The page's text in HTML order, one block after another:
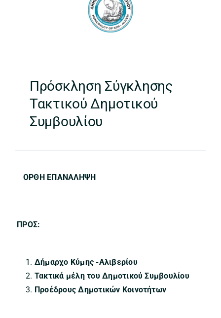
Πρόσκληση Σύγκλησης
Τακτικού Δημοτικού
Συμβουλίου
ΟΡΘΗ ΕΠΑΝΑΛΗΨΗ
ΠΡΟΣ:
Δήμαρχο Κύμης -Αλιβερίου
Τακτικά μέλη του Δημοτικού Συμβουλίου
Προέδρους Δημοτικών Κοινοτήτων